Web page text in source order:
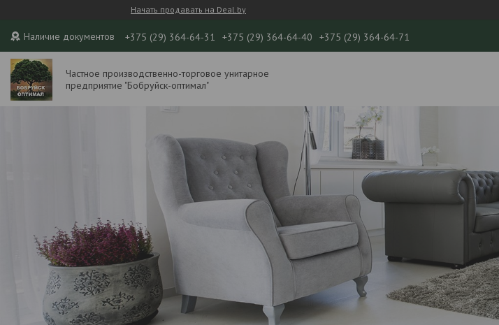
Начать продавать на Deal.by
Наличие документов +375 (29) 364-64-31 +375 (29) 364-64-40 +375 (29) 364-64-71
Частное производственно-торговое унитарное
предприятие "Бобруйск-оптимал"